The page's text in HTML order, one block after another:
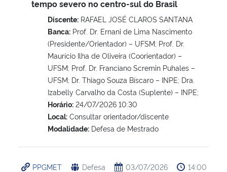
tempo severo no centro-sul do Brasil
Discente: RAFAEL JOSÉ CLAROS SANTANA
Banca: Prof. Dr. Ernani de Lima Nascimento
(Presidente/Orientador) – UFSM; Prof. Dr.
Maurício Ilha de Oliveira (Coorientador) –
UFSM; Prof. Dr. Franciano Scremin Puhales –
UFSM; Dr. Thiago Souza Bíscaro – INPE; Dra.
Izabelly Carvalho da Costa (Suplente) – INPE;
Horário: 24/07/2026 10:30
Local: Consultar orientador/discente
Modalidade: Defesa de Mestrado
PPGMET Defesa 03/07/2026 14:00